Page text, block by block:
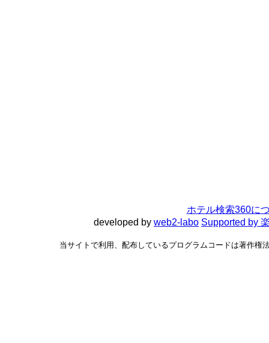
ホテル検索360に
developed by web2-labo Supported by
当サイトで利用、配布しているプログラムコードは著作